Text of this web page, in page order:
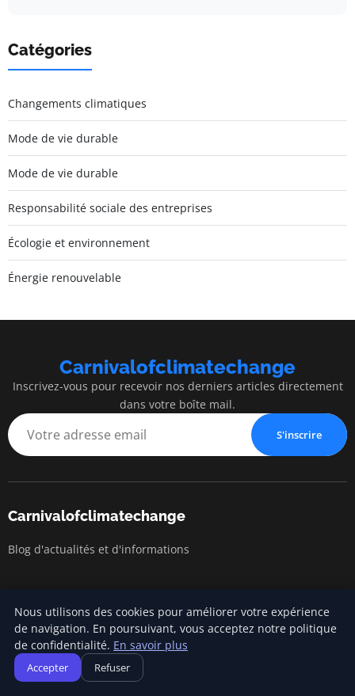
Catégories
Changements climatiques
Mode de vie durable
Mode de vie durable
Responsabilité sociale des entreprises
Écologie et environnement
Énergie renouvelable
Carnivalofclimatechange
Inscrivez-vous pour recevoir nos derniers articles directement
dans votre boîte mail.
S'inscrire
Carnivalofclimatechange
Blog d'actualités et d'informations
Catégories
Changements climatiques
Mode de vie durable
Nous utilisons des cookies pour améliorer votre expérience
de navigation. En poursuivant, vous acceptez notre politique
de confidentialité. En savoir plus
Accepter Refuser